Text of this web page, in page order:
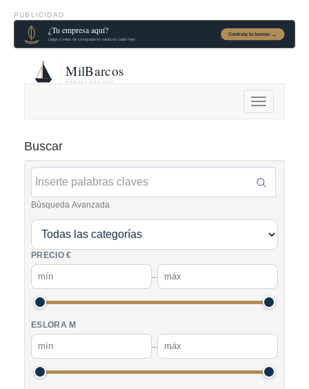
PUBLICIDAD
Alternar
navegación
Buscar
Búsqueda Avanzada
PRECIO €
–
ESLORA M
–